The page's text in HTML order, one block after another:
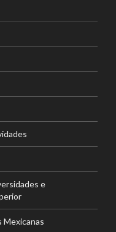
e
Mexicanas